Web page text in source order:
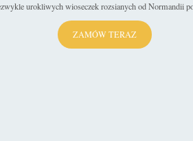
Czytaj więcej »
Samochodem na
Niejednokrotnie już
najlepszy środek
niezależności, dzięki
urokliwych wioseczek rozsianych od Normandii
ZAMÓW TERAZ